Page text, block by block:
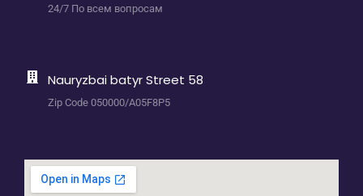
24/7 По всем вопросам
Nauryzbai batyr Street 58
Zip Code 050000/A05F8P5